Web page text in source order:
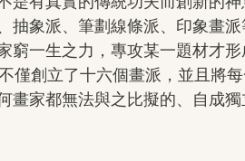
抽象派、筆劃線條派、印象畫
窮一生之力，專攻某一題材才
僅創立了十六個畫派，並且將
畫家都無法與之比擬的、自成